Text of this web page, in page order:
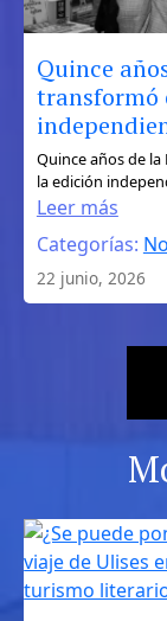
Quince
transformó
Quince años de
la edición
Leer más
:
Quince
años
de
FED:
la
edición
independiente
Categorías:
22 junio, 2026